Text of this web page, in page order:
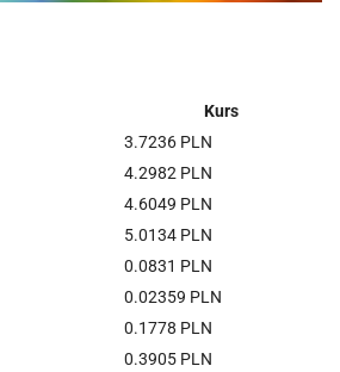
Kurs
3.7236 PLN
4.2982 PLN
4.6049 PLN
5.0134 PLN
0.0831 PLN
0.02359 PLN
0.1778 PLN
0.3905 PLN